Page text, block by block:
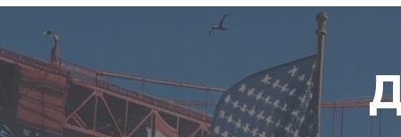
Самые срочные тарифы
Перевозка специальных грузов
Дополнительные услуги
Популярные направления
Оплата
Упаковка